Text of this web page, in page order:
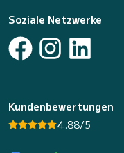
Soziale Netzwerke
Kundenbewertungen
4.88/5